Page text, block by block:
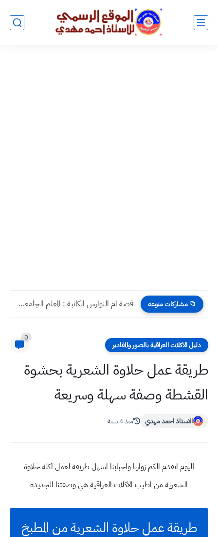
📁 مشاركات منوعه قصة ام النوارس الكاتبة : المعلم الجامعي سوسن لطيف اختصاص...
دليل الاكلات العراقية بالصور والمقادير
0
طريقة عمل حلاوة الشعرية بحشوة
القشطة وصفة سهلة وسريعة
الاستاذ احمد مهدي منذ 4 سنة
اليوم انقدم الكم زوارنا واحبابنا اسهل طريقة لعمل اكلة حلاوة
الشعرية من اطيب الاكلات العراقية هي وصفتنا الجديده
طريقة عمل حلاوة الشعرية من المطبخ